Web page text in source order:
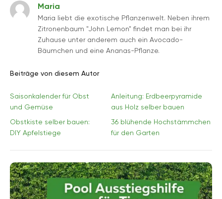
Maria
Maria liebt die exotische Pflanzenwelt. Neben ihrem
Zitronenbaum "John Lemon" findet man bei ihr
Zuhause unter anderem auch ein Avocado-
Bäumchen und eine Ananas-Pflanze.
Beiträge von diesem Autor
Saisonkalender für Obst
und Gemüse
Anleitung: Erdbeerpyramide
aus Holz selber bauen
Obstkiste selber bauen:
DIY Apfelstiege
36 blühende Hochstämmchen
für den Garten